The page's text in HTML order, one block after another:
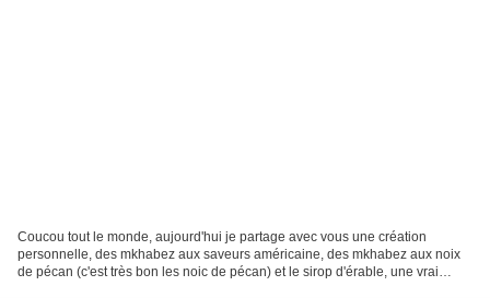
Coucou tout le monde, aujourd'hui je partage avec vous une création
personnelle, des mkhabez aux saveurs américaine, des mkhabez aux noix
de pécan (c'est très bon les noic de pécan) et le sirop d'érable, une vrai